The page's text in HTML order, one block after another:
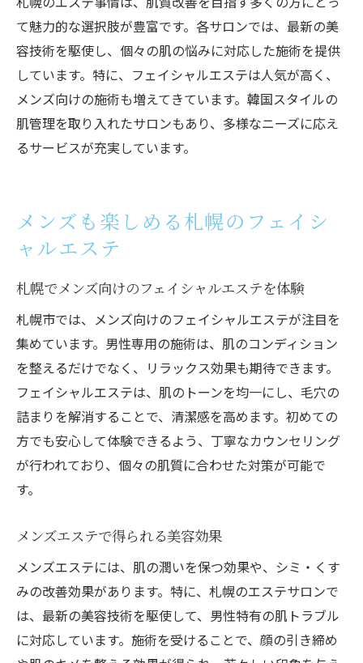
て魅力的な選択肢が豊富です。各サロンでは、最新の美
容技術を駆使し、個々の肌の悩みに対応した施術を提供
しています。特に、フェイシャルエステは人気が高く、
メンズ向けの施術も増えてきています。韓国スタイルの
肌管理を取り入れたサロンもあり、多様なニーズに応え
るサービスが充実しています。
メンズも楽しめる札幌のフェイシ
ャルエステ
札幌でメンズ向けのフェイシャルエステを体験
札幌市では、メンズ向けのフェイシャルエステが注目を
集めています。男性専用の施術は、肌のコンディション
を整えるだけでなく、リラックス効果も期待できます。
フェイシャルエステは、肌のトーンを均一にし、毛穴の
詰まりを解消することで、清潔感を高めます。初めての
方でも安心して体験できるよう、丁寧なカウンセリング
が行われており、個々の肌質に合わせた対策が可能で
す。
メンズエステで得られる美容効果
メンズエステには、肌の潤いを保つ効果や、シミ・くす
みの改善効果があります。特に、札幌のエステサロンで
は、最新の美容技術を駆使して、男性特有の肌トラブル
に対応しています。施術を受けることで、顔の引き締め